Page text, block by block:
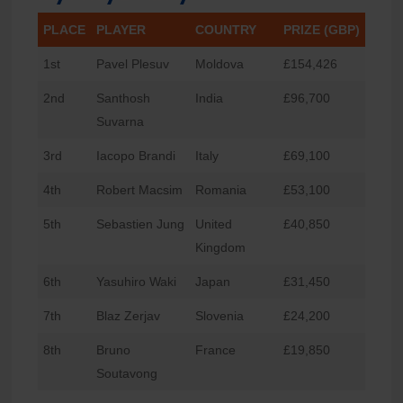
PLACE PLAYER COUNTRY PRIZE (GBP)
1st Pavel Plesuv Moldova £154,426
2nd
Santhosh
Suvarna
India £96,700
3rd Iacopo Brandi Italy £69,100
4th Robert Macsim Romania £53,100
5th Sebastien Jung
United
Kingdom
£40,850
6th Yasuhiro Waki Japan £31,450
7th Blaz Zerjav Slovenia £24,200
8th
Bruno
Soutavong
France £19,850